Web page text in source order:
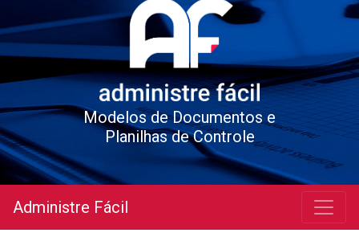
Modelos de Documentos e
Planilhas de Controle
Administre Fácil